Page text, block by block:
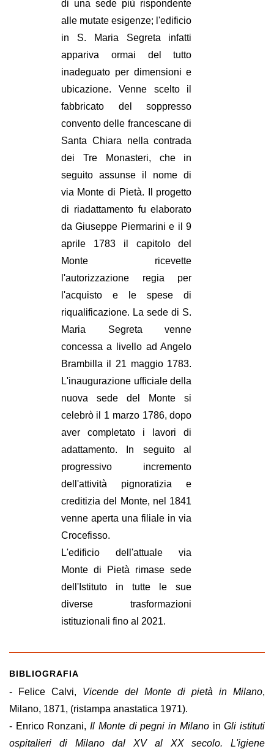
di una sede più rispondente
alle mutate esigenze; l'edificio
in S. Maria Segreta infatti
appariva ormai del tutto
inadeguato per dimensioni e
ubicazione. Venne scelto il
fabbricato del soppresso
convento delle francescane di
Santa Chiara nella contrada
dei Tre Monasteri, che in
seguito assunse il nome di
via Monte di Pietà. Il progetto
di riadattamento fu elaborato
da Giuseppe Piermarini e il 9
aprile 1783 il capitolo del
Monte ricevette
l'autorizzazione regia per
l'acquisto e le spese di
riqualificazione. La sede di S.
Maria Segreta venne
concessa a livello ad Angelo
Brambilla il 21 maggio 1783.
L'inaugurazione ufficiale della
nuova sede del Monte si
celebrò il 1 marzo 1786, dopo
aver completato i lavori di
adattamento. In seguito al
progressivo incremento
dell'attività pignoratizia e
creditizia del Monte, nel 1841
venne aperta una filiale in via
Crocefisso.
L'edificio dell'attuale via
Monte di Pietà rimase sede
dell'Istituto in tutte le sue
diverse trasformazioni
istituzionali fino al 2021.
BIBLIOGRAFIA
- Felice Calvi, Vicende del Monte di pietà in Milano,
Milano, 1871, (ristampa anastatica 1971).
- Enrico Ronzani,Il Monte di pegni in Milano inGli istituti
ospitalieri di Milano dal XV al XX secolo. L'igiene